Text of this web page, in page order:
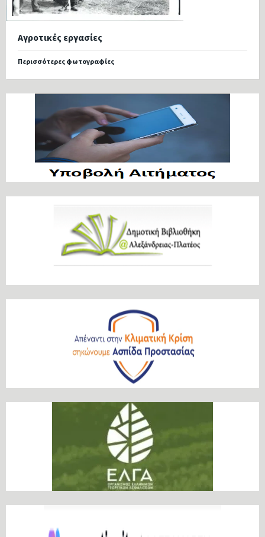
Αγροτικές εργασίες
Περισσότερες φωτογραφίες